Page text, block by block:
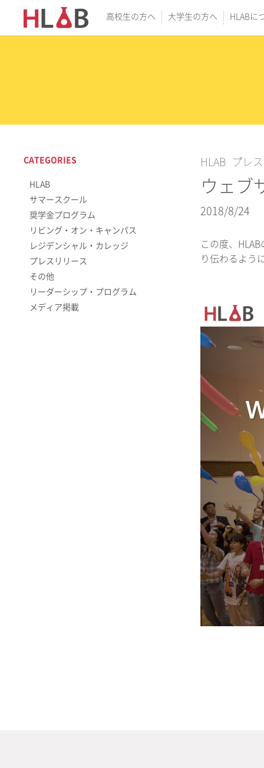
高校生の方へ 大学生の方へ HLABに
HLAB プレ
ウェブ
2018/8/24
この度、
り伝わるよう
CATEGORIES
HLAB
サマースクール
奨学金プログラム
リビング・オン・キャンパス
レジデンシャル・カレッジ
プレスリリース
その他
リーダーシップ・プログラム
メディア掲載